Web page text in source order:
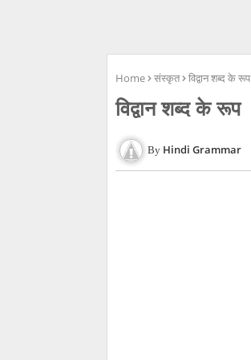
Home संस्कृत विद्वान शब्द के रूप
विद्वान शब्द के रूप
Hindi Grammar